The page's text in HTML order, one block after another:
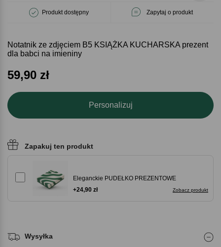
Produkt dostępny Zapytaj o produkt
Notatnik ze zdjęciem B5 KSIĄŻKA KUCHARSKA prezent
dla babci na imieniny
59,90 zł
Personalizuj
Zapakuj ten produkt
Eleganckie PUDEŁKO PREZENTOWE
Zobacz produkt
+24,90 zł
Wysyłka